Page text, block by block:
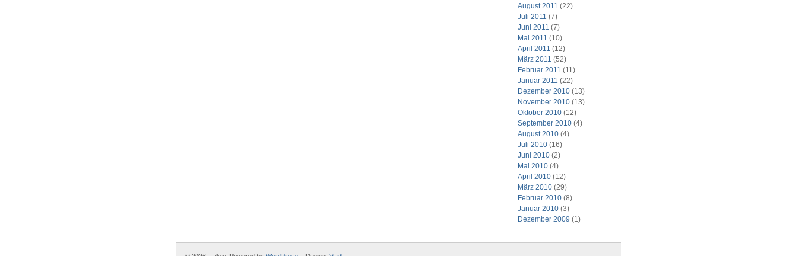
August 2011 (22)
Juli 2011 (7)
Juni 2011 (7)
Mai 2011 (10)
April 2011 (12)
März 2011 (52)
Februar 2011 (11)
Januar 2011 (22)
Dezember 2010(13)
November 2010(13)
Oktober 2010(12)
September 2010(4)
August 2010(4)
Juli 2010(16)
Juni 2010(2)
Mai 2010(4)
April 2010(12)
März 2010(29)
Februar 2010(8)
Januar 2010(3)
Dezember 2009 (1)